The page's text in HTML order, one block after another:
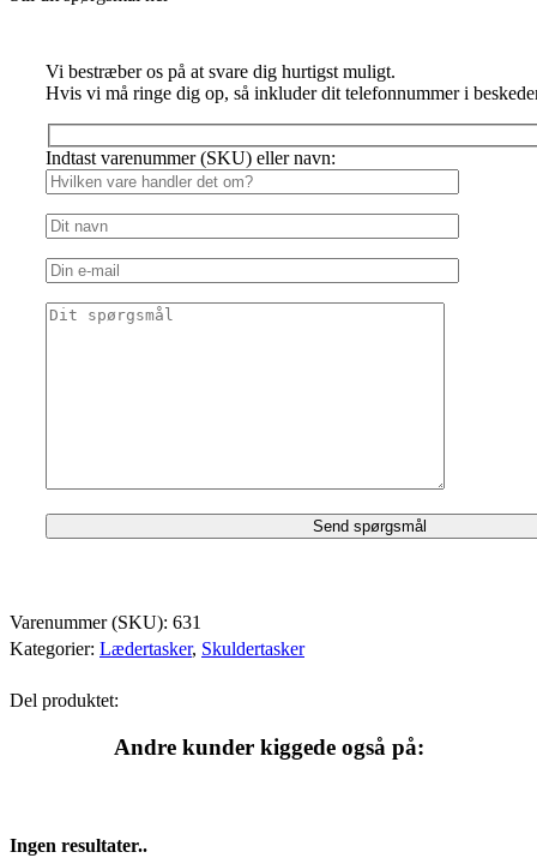
Vi bestræber os på at svare dig hurtigst muligt.
Hvis vi må ringe dig op, så inkluder dit telefonnummer i
Indtast varenummer (SKU) eller navn:
Varenummer (SKU): 631
Kategorier: Lædertasker, Skuldertasker
Del produktet:
Andre kunder kiggede også på:
Ingen resultater..